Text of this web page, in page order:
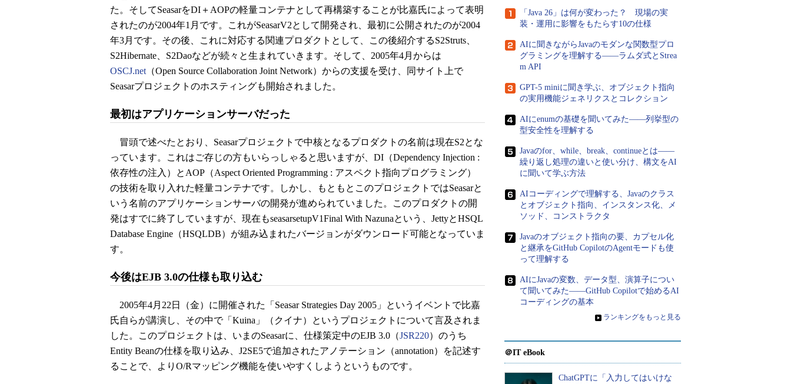
た。そしてSeasarをDI＋AOPの軽量コンテナとして再構築することが比嘉氏によって表明
されたのが2004年1月です。これがSeasarV2として開発され、最初に公開されたのが2004
年3月です。その後、これに対応する関連プロダクトとして、この後紹介するS2Struts、
S2Hibernate、S2Daoなどが続々と生まれていきます。そして、2005年4月からは
OSCJ.net （Open Source Collaboration Joint Network）からの支援を受け、同サイト上で
Seasarプロジェクトのホスティングも開始されました。
最初はアプリケーションサーバだった
冒頭で述べたとおり、Seasarプロジェクトで中核となるプロダクトの名前は現在S2とな
っています。これはご存じの方もいらっしゃると思いますが、DI（Dependency Injection :
依存性の注入）とAOP（Aspect Oriented Programming : アスペクト指向プログラミング）
の技術を取り入れた軽量コンテナです。しかし、もともとこのプロジェクトではSeasarと
いう名前のアプリケーションサーバの開発が進められていました。このプロダクトの開
発はすでに終了していますが、現在もseasarsetupV1Final With Nazunaという、JettyとHSQL
Database Engine（HSQLDB）が組み込まれたバージョンがダウンロード可能となっていま
す。
今後はEJB 3.0の仕様も取り込む
2005年4月22日（金）に開催された「Seasar Strategies Day 2005」というイベントで比嘉
氏自らが講演し、その中で「Kuina」（クイナ）というプロジェクトについて言及されま
した。このプロジェクトは、いまのSeasarに、仕様策定中のEJB 3.0（JSR220）のうち
Entity Beanの仕様を取り込み、J2SE5で追加されたアノテーション（annotation）を記述す
ることで、よりO/Rマッピング機能を使いやすくしようというものです。
「Java 26」は何が変わった？ 現場の実
装・運用に影響をもたらす10の仕様
AIに聞きながらJavaのモダンな関数型プロ
グラミングを理解する――ラムダ式とStrea
m API
GPT-5 miniに聞き学ぶ、オブジェクト指向
の実用機能ジェネリクスとコレクション
AIにenumの基礎を聞いてみた――列挙型の
型安全性を理解する
Javaのfor、while、break、continueとは――
繰り返し処理の違いと使い分け、構文をAI
に聞いて学ぶ方法
AIコーディングで理解する、Javaのクラス
とオブジェクト指向、インスタンス化、メ
ソッド、コンストラクタ
Javaのオブジェクト指向の要、カプセル化
と継承をGitHub CopilotのAgentモードも使
って理解する
AIにJavaの変数、データ型、演算子につい
て聞いてみた――GitHub Copilotで始めるAI
コーディングの基本
» ランキングをもっと見る
＠IT eBook
ChatGPTに「入力してはいけな